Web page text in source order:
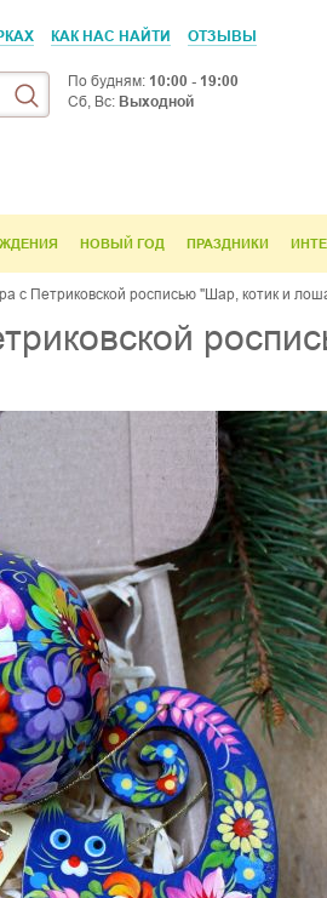
КАК НАС НАЙТИ ОТЗЫВЫ
По будням: 10:00 - 19:00
Сб, Вс: Выходной
НОВЫЙ ГОД ПРАЗДНИКИ
с Петриковской росписью "Шар, котик и